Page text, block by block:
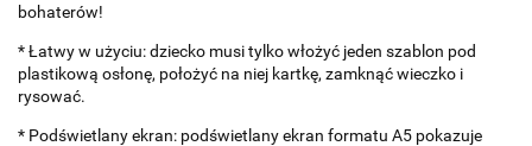
bohaterów!
* Łatwy w użyciu: dziecko musi tylko włożyć jeden szablon pod
plastikową osłonę, położyć na niej kartkę, zamknąć wieczko i
rysować.
* Podświetlany ekran: podświetlany ekran formatu A5 pokazuje